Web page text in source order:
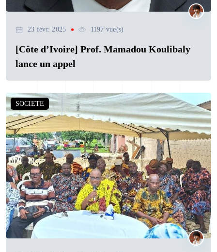
23 févr. 2025 1197 vue(s)
[Côte d’Ivoire] Prof. Mamadou Koulibaly
lance un appel
SOCIETE